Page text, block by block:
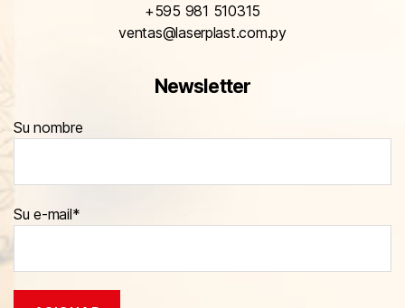
+595 981 510315
ventas@laserplast.com.py
Newsletter
Su nombre
Su e-mail*